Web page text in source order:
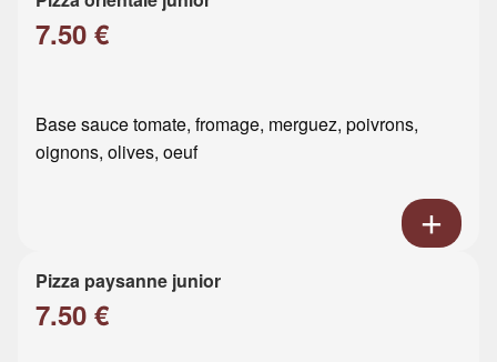
7.50 €
Base sauce tomate, fromage, merguez, poivrons,
oignons, olives, oeuf
Pizza paysanne junior
7.50 €